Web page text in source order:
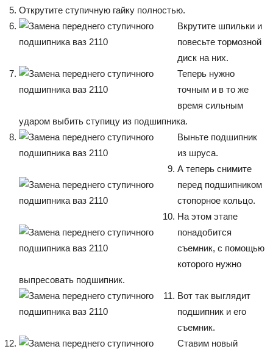
Открутите ступичную гайку полностью.
Вкрутите шпильки и
повесьте тормозной
диск на них.
Теперь нужно
точным и в то же
время сильным
ударом выбить ступицу из подшипника.
Выньте подшипник
из шруса.
А теперь снимите
перед подшипником
стопорное кольцо.
На этом этапе
понадобится
съемник, с помощью
которого нужно
выпресовать подшипник.
Вот так выглядит
подшипник и его
съемник.
Ставим новый